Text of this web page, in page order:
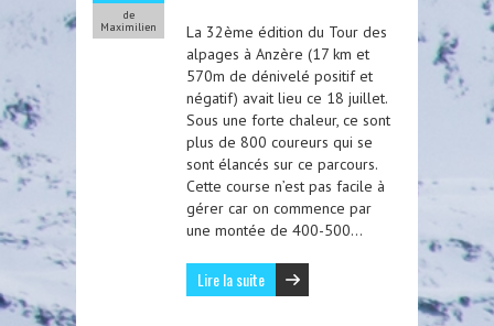
de
Maximilien
La 32ème édition du Tour des
alpages à Anzère (17 km et
570m de dénivelé positif et
négatif) avait lieu ce 18 juillet.
Sous une forte chaleur, ce sont
plus de 800 coureurs qui se
sont élancés sur ce parcours.
Cette course n’est pas facile à
gérer car on commence par
une montée de 400-500…
Lire la suite